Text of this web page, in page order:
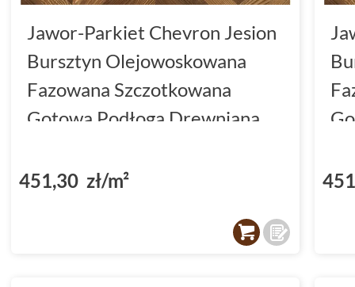
Jawor-Parkiet Chevron Jesion
Bursztyn Olejowoskowana
Fazowana Szczotkowana
Gotowa Podłoga Drewniana
451,30 zł/m²